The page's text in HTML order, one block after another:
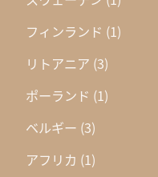
フィンランド (1)
リトアニア (3)
ポーランド (1)
ベルギー (3)
アフリカ (1)